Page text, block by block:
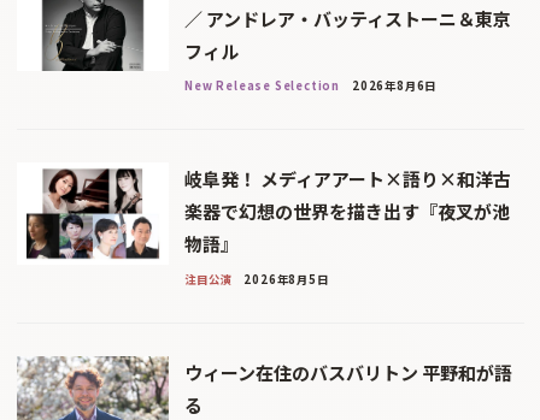
／ アンドレア・バッティストーニ＆東京
フィル
New Release Selection 2026年8月6日
岐阜発！ メディアアート×語り×和洋古
楽器で幻想の世界を描き出す『夜叉が池
物語』
注目公演 2026年8月5日
ウィーン在住のバスバリトン 平野和が語
る